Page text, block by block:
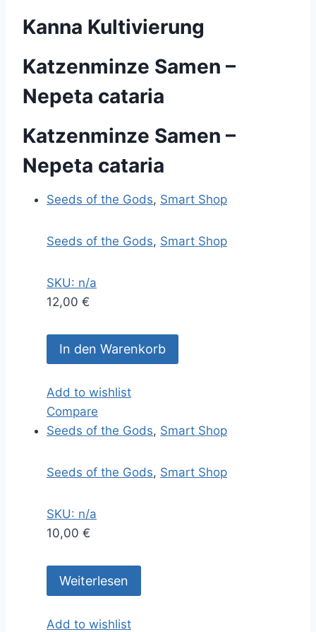
Kanna Kultivierung
Katzenminze Samen –
Nepeta cataria
Katzenminze Samen –
Nepeta cataria
Seeds of the Gods, Smart Shop
Seeds of the Gods, Smart Shop
SKU: n/a
12,00 €
In den Warenkorb
Add to wishlist
Compare
Seeds of the Gods, Smart Shop
Seeds of the Gods, Smart Shop
SKU: n/a
10,00 €
Weiterlesen
Add to wishlist